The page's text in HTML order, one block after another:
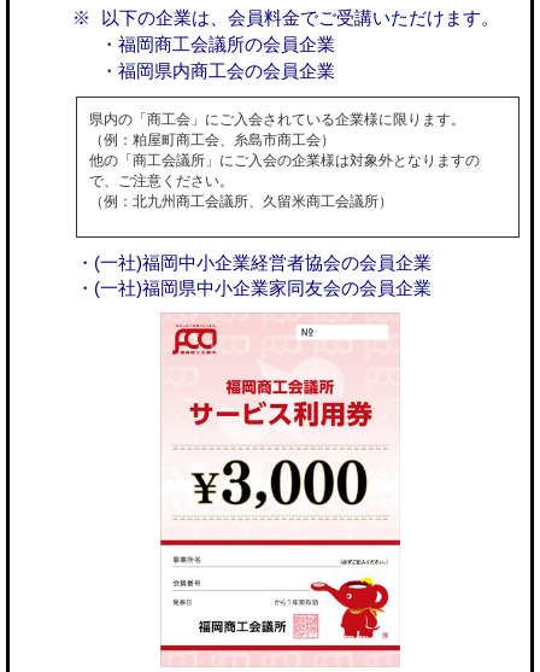
以下の企業は、会員料金でご受講いただけます。
・福岡商工会議所の会員企業
・福岡県内商工会の会員企業
県内の「商工会」にご入会されている企業様に限ります。
（例：粕屋町商工会、糸島市商工会）
他の「商工会議所」にご入会の企業様は対象外となりますの
で、ご注意ください。
（例：北九州商工会議所、久留米商工会議所）
・(一社)福岡中小企業経営者協会の会員企業
・(一社)福岡県中小企業家同友会の会員企業